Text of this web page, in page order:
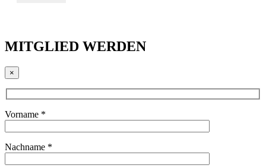
MITGLIED WERDEN
×
Vorname *
Nachname *